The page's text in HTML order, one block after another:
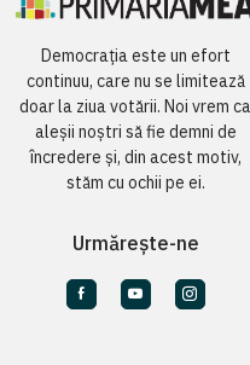
Democrația este un efort
continuu, care nu se limitează
doar la ziua votării. Noi vrem ca
aleșii noștri să fie demni de
încredere și, din acest motiv,
stăm cu ochii pe ei.
Urmărește-ne